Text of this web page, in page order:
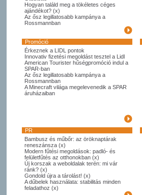
Hogyan találd meg a tökéletes céges
ajándékot? (x)
Az ősz legillatosabb kampánya a
Rossmannban
Promóció
Érkeznek a LIDL pontok
Innovativ fizetési megoldást tesztel a Lidl
American Tourister hűségpromóció indul a
SPAR-ban
Az ősz legillatosabb kampánya a
Rossmannban
A Minecraft világa megelevenedik a SPAR
áruházaiban
PR
Bambusz és műbőr: az öröknaptárak
reneszánsza (x)
Modern fűtési megoldások: padló- és
felületfűtés az otthonokban (x)
Új korszak a weboldalak terén: mi vár
ránk? (x)
Gondold újra a tárolást! (x)
A dűbelek használata: stabilitás minden
feladathoz (x)